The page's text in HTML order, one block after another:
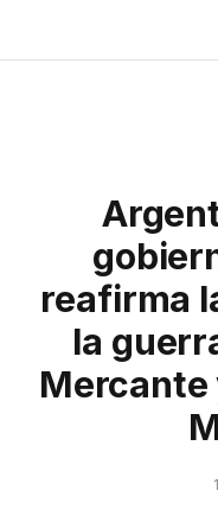
reafirma
la
Mercante